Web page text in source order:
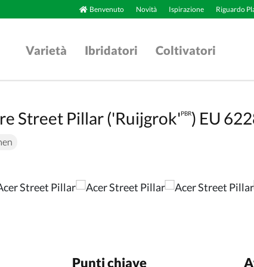
Benvenuto Novità Ispirazione Riguardo
Varietà Ibridatori Coltivatori
Street Pillar ('Ruijgrok'PBR) EU
Punti chiave